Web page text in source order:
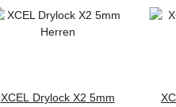
XCEL Drylock X2 5mm